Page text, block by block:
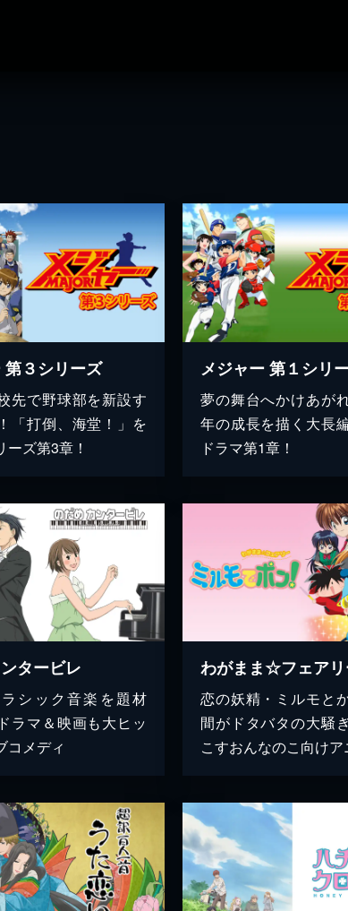
第３シリーズ
先で野球部を新設す
「打倒、海堂！」を
ーズ第3章！
メジャー 第１シリ
夢の舞台へかけあが
年の成長を描く大長
ドラマ第1章！
タービレ
シック音楽を題材
ラマ＆映画も大ヒッ
コメディ
恋の妖精・ミルモと
間がドタバタの大騒
こすおんなのこ向けア